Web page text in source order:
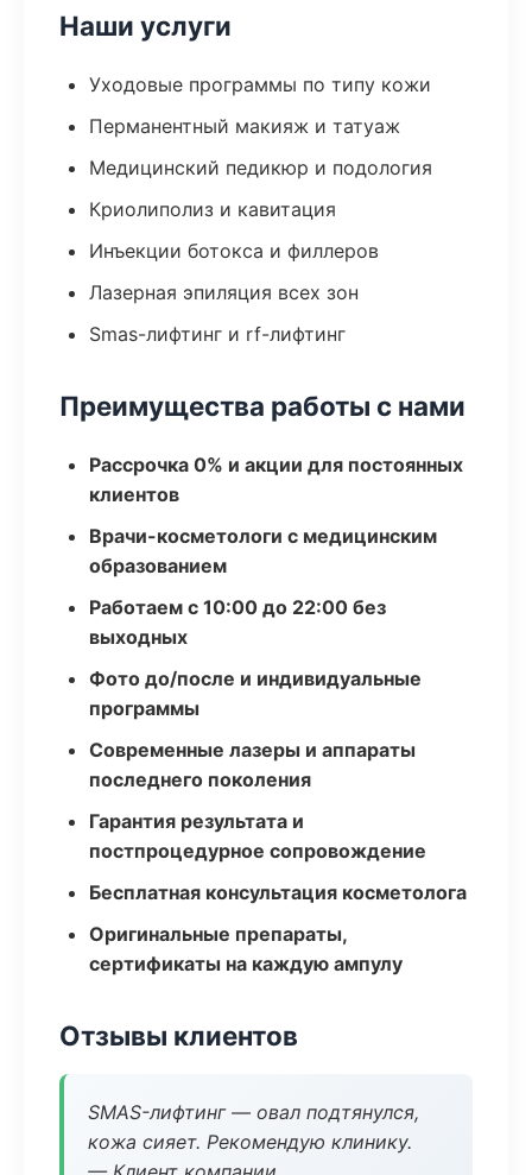
Наши услуги
Уходовые программы по типу кожи
Перманентный макияж и татуаж
Медицинский педикюр и подология
Криолиполиз и кавитация
Инъекции ботокса и филлеров
Лазерная эпиляция всех зон
Smas-лифтинг и rf-лифтинг
Преимущества работы с нами
Рассрочка 0% и акции для постоянных
клиентов
Врачи-косметологи с медицинским
образованием
Работаем с 10:00 до 22:00 без
выходных
Фото до/после и индивидуальные
программы
Современные лазеры и аппараты
последнего поколения
Гарантия результата и
постпроцедурное сопровождение
Бесплатная консультация косметолога
Оригинальные препараты,
сертификаты на каждую ампулу
Отзывы клиентов
SMAS-лифтинг — овал подтянулся,
кожа сияет. Рекомендую клинику.